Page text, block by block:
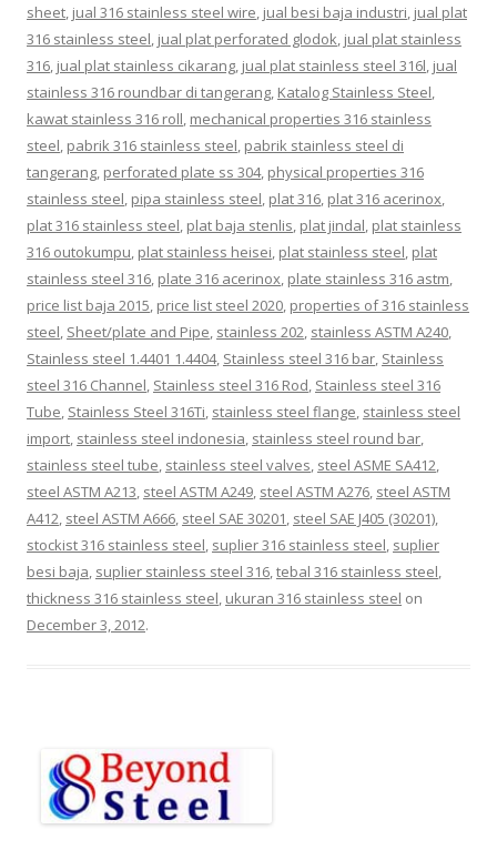
sheet, jual 316 stainless steel wire, jual besi baja industri, jual plat
316 stainless steel, jual plat perforated glodok, jual plat stainless
316, jual plat stainless cikarang, jual plat stainless steel 316l, jual
stainless 316 roundbar di tangerang, Katalog Stainless Steel,
kawat stainless 316 roll, mechanical properties 316 stainless
steel, pabrik 316 stainless steel, pabrik stainless steel di
tangerang, perforated plate ss 304, physical properties 316
stainless steel, pipa stainless steel, plat 316, plat 316 acerinox,
plat 316 stainless steel, plat baja stenlis, plat jindal, plat stainless
316 outokumpu, plat stainless heisei, plat stainless steel, plat
stainless steel 316, plate 316 acerinox, plate stainless 316 astm,
price list baja 2015, price list steel 2020, properties of 316 stainless
steel, Sheet/plate and Pipe, stainless 202, stainless ASTM A240,
Stainless steel 1.4401 1.4404, Stainless steel 316 bar, Stainless
steel 316 Channel, Stainless steel 316 Rod, Stainless steel 316
Tube, Stainless Steel 316Ti, stainless steel flange, stainless steel
import, stainless steel indonesia, stainless steel round bar,
stainless steel tube, stainless steel valves, steel ASME SA412,
steel ASTM A213, steel ASTM A249, steel ASTM A276, steel ASTM
A412, steel ASTM A666, steel SAE 30201, steel SAE J405 (30201),
stockist 316 stainless steel, suplier 316 stainless steel, suplier
besi baja, suplier stainless steel 316,tebal 316 stainless steel,
thickness 316 stainless steel, ukuran 316 stainless steel on
December 3, 2012.